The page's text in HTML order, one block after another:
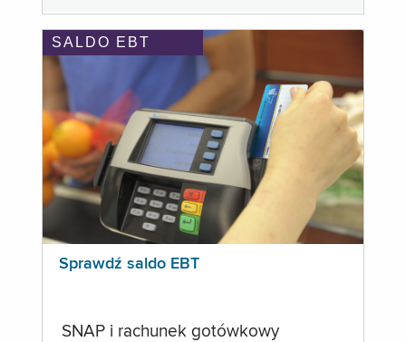
SALDO EBT
Sprawdź saldo EBT
SNAP i rachunek gotówkowy